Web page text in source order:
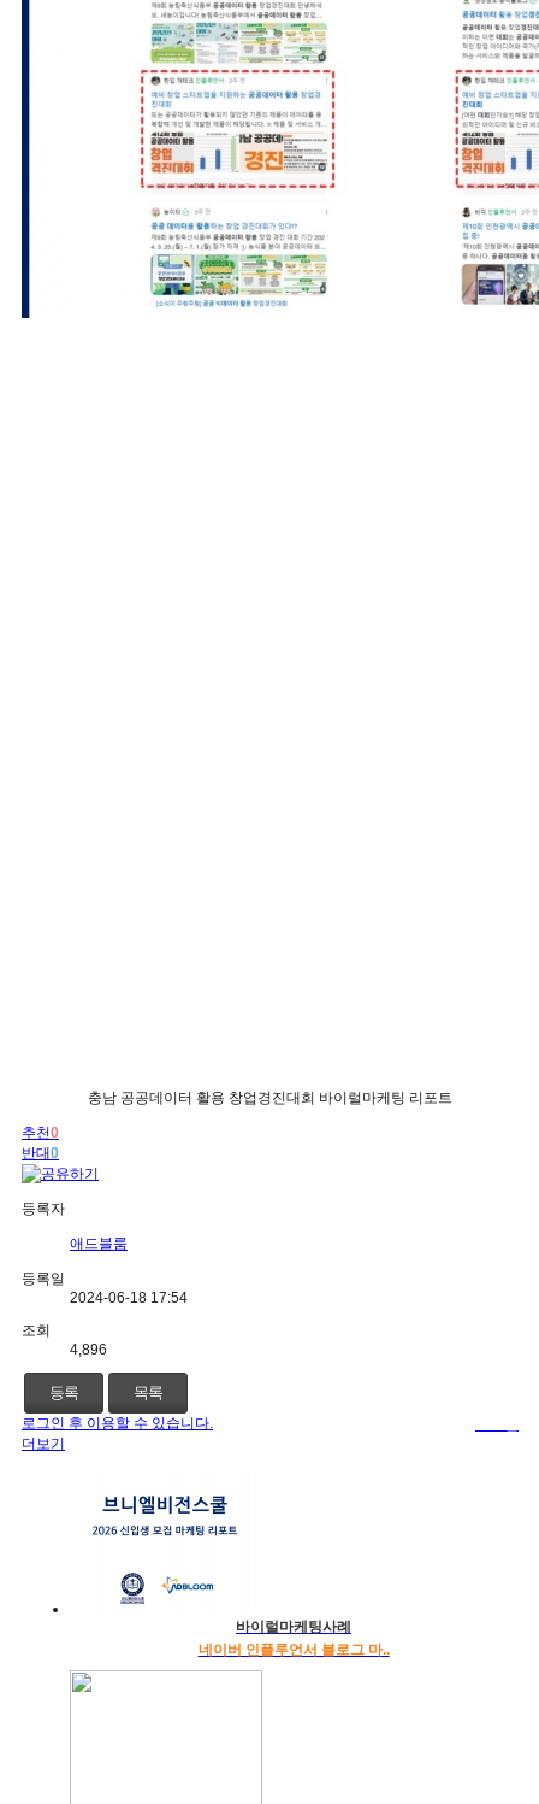
충남 공공데이터 활용 창업경진대회 바이럴마케팅 리포트
추천0
반대0
등록자
애드블룸
등록일
2024-06-18 17:54
조회
4,896
등록 목록
로그인 후 이용할 수 있습니다.
더보기
바이럴마케팅사례
네이버 인플루언서 블로그 마..